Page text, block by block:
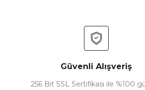
Güvenli Alışveriş
256 Bit SSL Sertifikası ile %100